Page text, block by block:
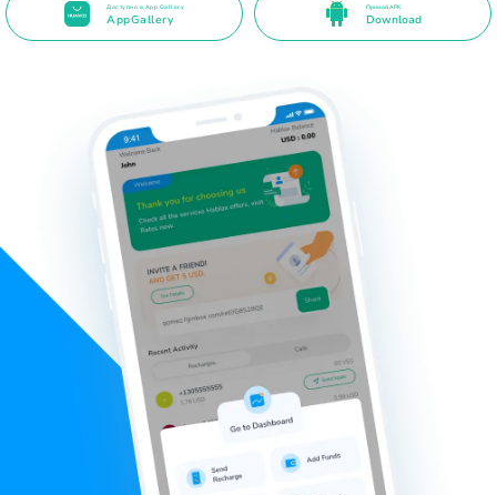
Доступно в App Gallery
AppGallery
Прямой APK
Download